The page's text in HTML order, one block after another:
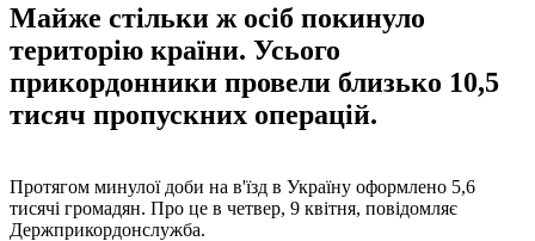
Майже стільки ж осіб покинуло
територію країни. Усього
прикордонники провели близько 10,5
тисяч пропускних операцій.
Протягом минулої доби на в'їзд в Україну оформлено 5,6
тисячі громадян. Про це в четвер, 9 квітня, повідомляє
Держприкордонслужба.